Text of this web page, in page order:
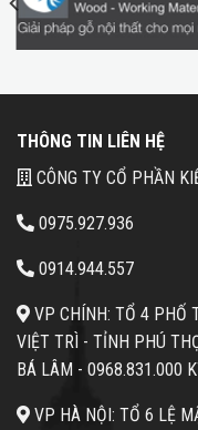
THÔNG TIN LIÊN HỆ
CÔNG TY CỔ PHẦN
0975.927.936
0914.944.557
VP CHÍNH: TỔ 4 PHỐ
VIỆT TRÌ - TỈNH PHÚ
BÁ LÂM - 0968.831.000
VP HÀ NỘI: TỔ 6 LỆ